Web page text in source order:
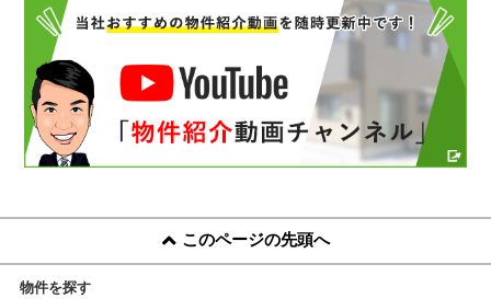
このページの先頭へ
物件を探す